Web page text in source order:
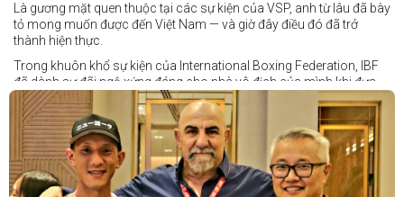
Là gương mặt quen thuộc tại các sự kiện của VSP, anh từ lâu đã bày
tỏ mong muốn được đến Việt Nam — và giờ đây điều đó đã trở
thành hiện thực.
Trong khuôn khổ sự kiện của International Boxing Federation, IBF
đã dành sự đãi ngộ xứng đáng cho nhà vô địch của mình khi đưa
Taduran đến Việt Nam bằng vé hạng thương gia.
Một chuyến đi hoàn toàn xứng đáng cho một “chiến binh đường xa”
thực thụ